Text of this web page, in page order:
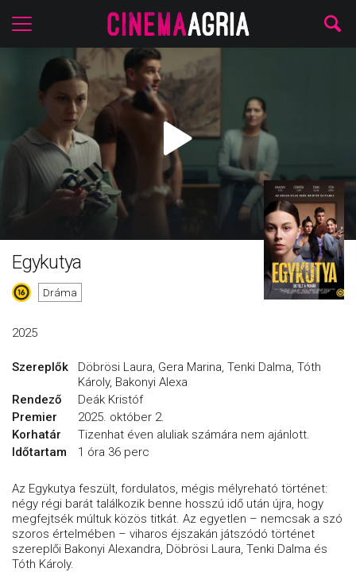
Egykutya
Dráma
2025
Szereplők
Döbrösi Laura, Gera Marina, Tenki Dalma, Tóth
Károly, Bakonyi Alexa
Rendező
Deák Kristóf
Premier
2025. október 2.
Korhatár
Tizenhat éven aluliak számára nem ajánlott.
Időtartam
1 óra 36 perc
Az Egykutya feszült, fordulatos, mégis mélyreható történet:
négy régi barát találkozik benne hosszú idő után újra, hogy
megfejtsék múltuk közös titkát. Az egyetlen – nemcsak a szó
szoros értelmében – viharos éjszakán játszódó történet
szereplői Bakonyi Alexandra, Döbrösi Laura, Tenki Dalma és
Tóth Károly.